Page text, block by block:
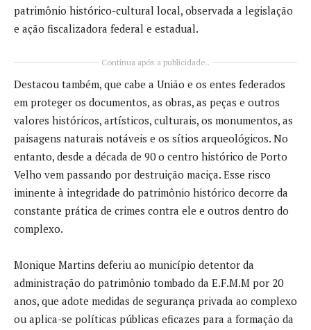
patrimônio histórico-cultural local, observada a legislação
e ação fiscalizadora federal e estadual.
Continua após a publicidade..
Destacou também, que cabe a União e os entes federados
em proteger os documentos, as obras, as peças e outros
valores históricos, artísticos, culturais, os monumentos, as
paisagens naturais notáveis e os sítios arqueológicos. No
entanto, desde a década de 90 o centro histórico de Porto
Velho vem passando por destruição maciça. Esse risco
iminente à integridade do patrimônio histórico decorre da
constante prática de crimes contra ele e outros dentro do
complexo.
Monique Martins deferiu ao município detentor da
administração do patrimônio tombado da E.F.M.M por 20
anos, que adote medidas de segurança privada ao complexo
ou aplica-se políticas públicas eficazes para a formação da